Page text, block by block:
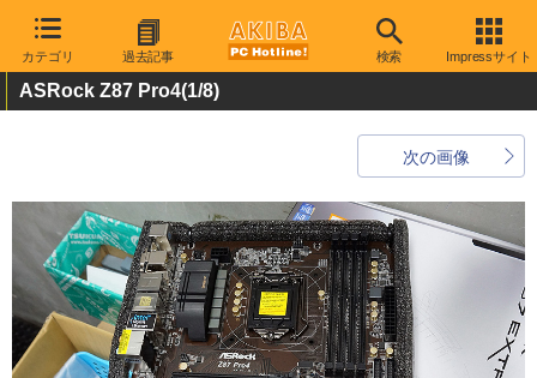
カテゴリ 過去記事 検索 Impressサイト
ASRock Z87 Pro4(1/8)
次の画像